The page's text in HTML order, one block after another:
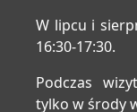
W lipcu i
16:30-17:30.
Podczas
tylko w środy